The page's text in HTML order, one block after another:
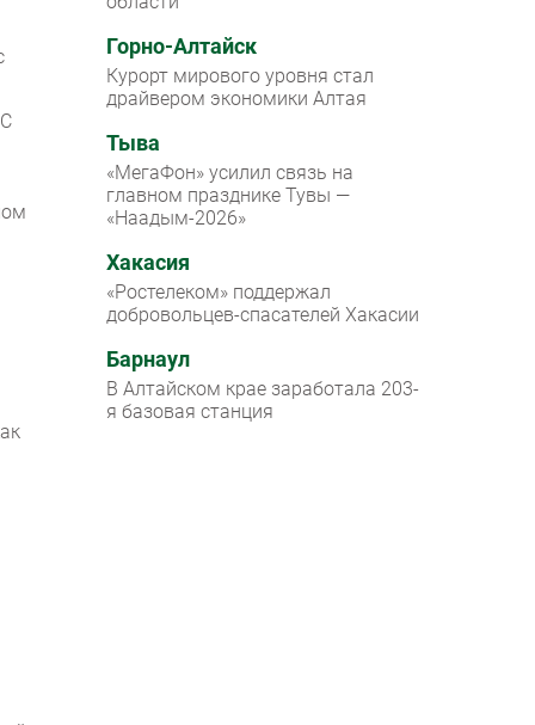
Горно-Алтайск
Курорт мирового уровня стал
драйвером экономики Алтая
Тыва
«МегаФон» усилил связь на
главном празднике Тувы —
«Наадым-2026»
Хакасия
«Ростелеком» поддержал
добровольцев-спасателей Хакасии
Барнаул
В Алтайском крае заработала 203-
я базовая станция